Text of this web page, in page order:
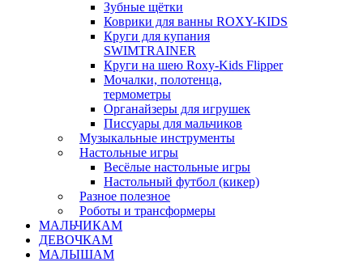
Зубные щётки
Коврики для ванны ROXY-KIDS
Круги для купания
SWIMTRAINER
Круги на шею Roxy-Kids Flipper
Мочалки, полотенца,
термометры
Органайзеры для игрушек
Писсуары для мальчиков
Музыкальные инструменты
Настольные игры
Весёлые настольные игры
Настольный футбол (кикер)
Разное полезное
Роботы и трансформеры
МАЛЬЧИКАМ
ДЕВОЧКАМ
МАЛЫШАМ